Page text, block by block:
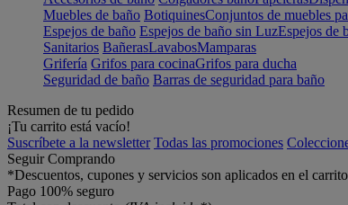
Muebles de baño BotiquinesConjuntos de muebles
Espejos de baño Espejos de baño sin LuzEspejos de
Sanitarios BañerasLavabosMamparas
Grifería Grifos para cocinaGrifos para ducha
Seguridad de baño Barras de seguridad para baño
Resumen de tu pedido
¡Tu carrito está vacío!
Suscríbete a la newsletter Todas las promociones
Seguir Comprando
*Descuentos, cupones y servicios son aplicados en el
Pago 100% seguro